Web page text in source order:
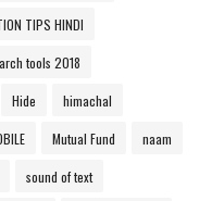
TIPS HINDI
tools 2018
Hide himachal
Mutual Fund naam
sound of text